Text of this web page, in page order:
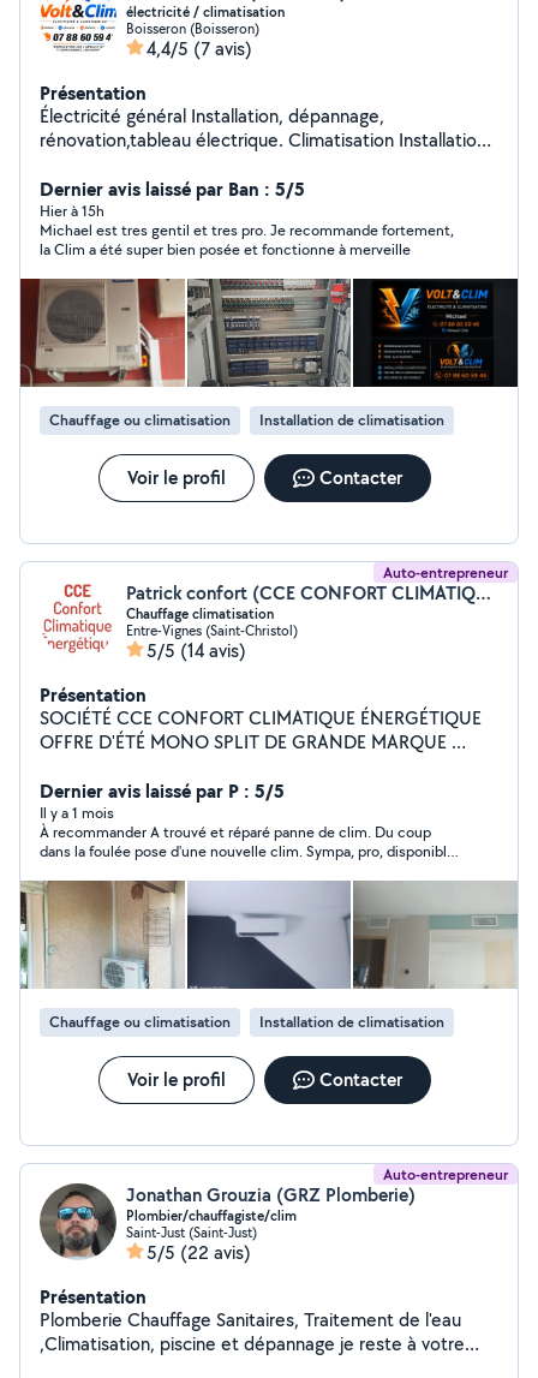
électricité / climatisation
Boisseron (Boisseron)
4,4/5 (7 avis)
Présentation
Électricité général Installation, dépannage,
rénovation,tableau électrique. Climatisation Installation,
Dernier avis laissé par Ban : 5/5
Hier à 15h
Michael est tres gentil et tres pro. Je recommande fortement,
la Clim a été super bien posée et fonctionne à merveille
Chauffage ou climatisation Installation de climatisation
Voir le profil Contacter
Auto-entrepreneur
Patrick confort (CCE CONFORT CLIMATIQUE ÉNERGÉTIQUE)
Chauffage climatisation
Entre-Vignes (Saint-Christol)
5/5 (14 avis)
Présentation
SOCIÉTÉ CCE CONFORT CLIMATIQUE ÉNERGÉTIQUE
OFFRE D'ÉTÉ MONO SPLIT DE GRANDE MARQUE
INSTALLATION COMPLÈTE JUSQU'À 3,5KW **Devis
gratuit** Vous propose ses services. -Fourniture -
installation -Entretien -Dépannage -Diagnostic -Mise
en service -Contrôle d'étanchéité -tout système de
climatisation/chauffage -MONO SPLIT -MULTI SPLIT -
GAINABLE -CASSETTE -CONSOLE -Démantèlement
et remplacement de climatisation existant -Recherche
de fuite -Recharge Gaz -Modification de système*
installation de grilles supplémentaires
/moteur/thermostat/ pompe de relevage etc... -
Déplacement d'unité intérieure et extérieure Et bien
plus encore n'hésitez pas à me contacter pour plus
d'informations conseil ou autre.
Dernier avis laissé par P : 5/5
Il y a 1 mois
À recommander A trouvé et réparé panne de clim. Du coup
dans la foulée pose d'une nouvelle clim. Sympa, pro, disponible,
Chauffage ou climatisation Installation de climatisation
Voir le profil Contacter
Auto-entrepreneur
Jonathan Grouzia (GRZ Plomberie)
Plombier/chauffagiste/clim
Saint-Just (Saint-Just)
5/5 (22 avis)
Présentation
Plomberie Chauffage Sanitaires, Traitement de l'eau
,Climatisation, piscine et dépannage je reste à votre